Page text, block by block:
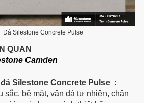
Đá Silestone Concrete Pulse
QUAN
Camden
Silestone Concrete Pulse ​:
sắc, bề mặt, vân đá tự nhiên, chân